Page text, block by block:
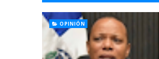
OPINIÓN